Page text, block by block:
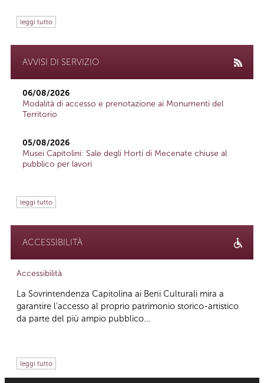
leggi tutto
AVVISI DI SERVIZIO
06/08/2026
Modalità di accesso e prenotazione ai Monumenti del
Territorio
05/08/2026
Musei Capitolini: Sale degli Horti di Mecenate chiuse al
pubblico per lavori
leggi tutto
ACCESSIBILITÀ
Accessibilità
La Sovrintendenza Capitolina ai Beni Culturali mira a
garantire l’accesso al proprio patrimonio storico-artistico
da parte del più ampio pubblico...
leggi tutto